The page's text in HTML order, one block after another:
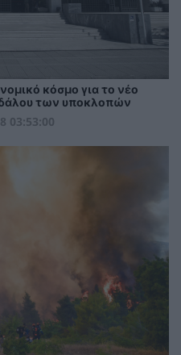
κόσμο για το νέο
των υποκλοπών
03:53:00